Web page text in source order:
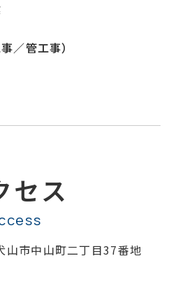
／管工事）
セス
山市中山町二丁目37番地